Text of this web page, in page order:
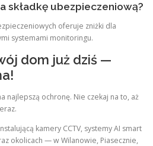
składkę ubezpieczeniową?
oferuje zniżki dla
systemami monitoringu.
dom już dziś —
najlepszą ochronę. Nie czekaj na to, aż
kamery CCTV, systemy AI smart
okolicach — w Wilanowie, Piasecznie,